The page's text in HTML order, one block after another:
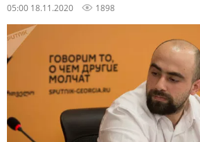
05:00 18.11.2020 1898